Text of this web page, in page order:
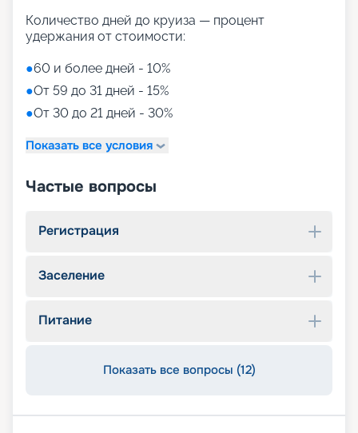
Количество дней до круиза — процент
удержания от стоимости:
●60 и более дней - 10%
●От 59 до 31 дней - 15%
●От 30 до 21 дней - 30%
Показать все условия
Частые вопросы
Регистрация
Заселение
Питание
Показать все вопросы (12)